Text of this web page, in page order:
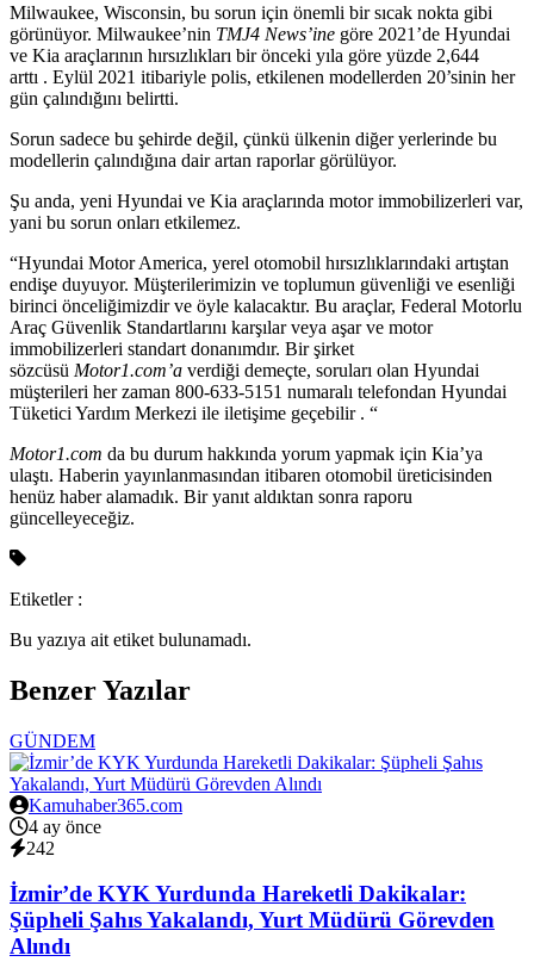
Milwaukee, Wisconsin, bu sorun için önemli bir sıcak nokta gibi
görünüyor. Milwaukee’nin TMJ4 News’ine göre 2021’de Hyundai
ve Kia araçlarının hırsızlıkları bir önceki yıla göre yüzde 2,644
arttı . Eylül 2021 itibariyle polis, etkilenen modellerden 20’sinin her
gün çalındığını belirtti.
Sorun sadece bu şehirde değil, çünkü ülkenin diğer yerlerinde bu
modellerin çalındığına dair artan raporlar görülüyor.
Şu anda, yeni Hyundai ve Kia araçlarında motor immobilizerleri var,
yani bu sorun onları etkilemez.
“Hyundai Motor America, yerel otomobil hırsızlıklarındaki artıştan
endişe duyuyor. Müşterilerimizin ve toplumun güvenliği ve esenliği
birinci önceliğimizdir ve öyle kalacaktır. Bu araçlar, Federal Motorlu
Araç Güvenlik Standartlarını karşılar veya aşar ve motor
immobilizerleri standart donanımdır. Bir şirket
sözcüsü Motor1.com’a verdiği demeçte, soruları olan Hyundai
müşterileri her zaman 800-633-5151 numaralı telefondan Hyundai
Tüketici Yardım Merkezi ile iletişime geçebilir . “
Motor1.com da bu durum hakkında yorum yapmak için Kia’ya
ulaştı. Haberin yayınlanmasından itibaren otomobil üreticisinden
henüz haber alamadık. Bir yanıt aldıktan sonra raporu
güncelleyeceğiz.
Etiketler :
Bu yazıya ait etiket bulunamadı.
Benzer Yazılar
GÜNDEM
Kamuhaber365.com
4 ay önce
242
İzmir’de KYK Yurdunda Hareketli Dakikalar:
Şüpheli Şahıs Yakalandı, Yurt Müdürü Görevden
Alındı